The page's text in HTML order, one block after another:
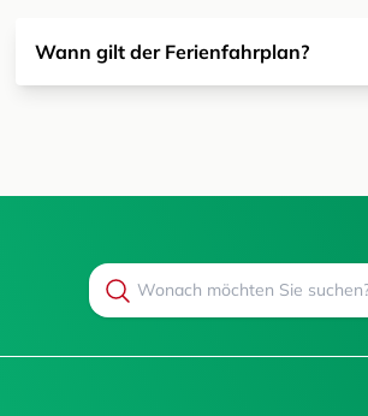
Wann gilt der Ferienfahrplan?
Search